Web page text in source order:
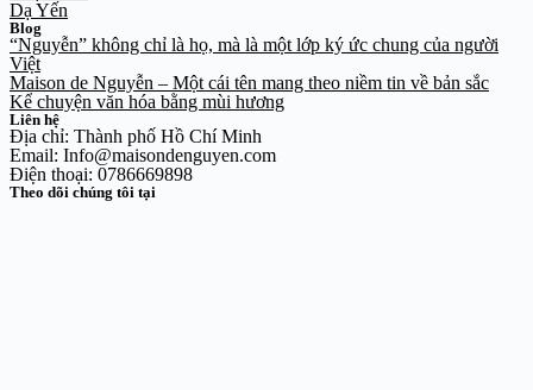
Dạ Yến
Blog
“Nguyễn” không chỉ là họ, mà là một lớp ký ức chung của người
Việt
Maison de Nguyễn – Một cái tên mang theo niềm tin về bản sắc
Kể chuyện văn hóa bằng mùi hương
Liên hệ
Địa chỉ: Thành phố Hồ Chí Minh
Email: Info@maisondenguyen.com
Điện thoại: 0786669898
Theo dõi chúng tôi tại